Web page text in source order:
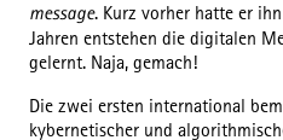
message. Kurz vorher hatte er
Jahren entstehen die digitalen
gelernt. Naja, gemach!
Die zwei ersten international
kybernetischer und